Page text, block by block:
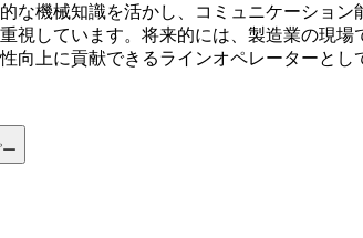
な機械知識を活かし、コミュニケーション
視しています。将来的には、製造業の現場
向上に貢献できるラインオペレーターとし